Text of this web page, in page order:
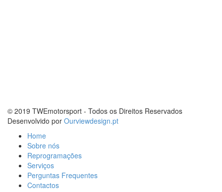
© 2019 TWEmotorsport - Todos os Direitos Reservados
Desenvolvido por Ourviewdesign.pt
Home
Sobre nós
Reprogramações
Serviços
Perguntas Frequentes
Contactos